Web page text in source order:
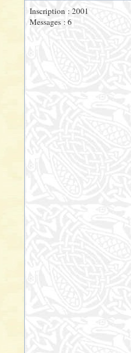
Inscription : 2001
Messages : 6